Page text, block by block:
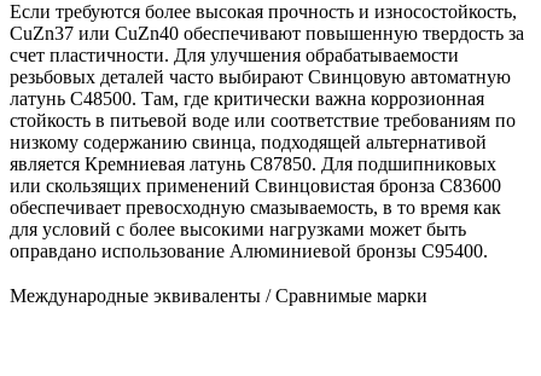
Если требуются более высокая прочность и износостойкость,
CuZn37 или CuZn40 обеспечивают повышенную твердость за
счет пластичности. Для улучшения обрабатываемости
резьбовых деталей часто выбирают Свинцовую автоматную
латунь C48500. Там, где критически важна коррозионная
стойкость в питьевой воде или соответствие требованиям по
низкому содержанию свинца, подходящей альтернативой
является Кремниевая латунь C87850. Для подшипниковых
или скользящих применений Свинцовистая бронза C83600
обеспечивает превосходную смазываемость, в то время как
для условий с более высокими нагрузками может быть
оправдано использование Алюминиевой бронзы C95400.
Международные эквиваленты / Сравнимые марки